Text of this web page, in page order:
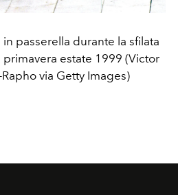
passerella durante la sfilata
estate 1999 (Victor
via Getty Images)